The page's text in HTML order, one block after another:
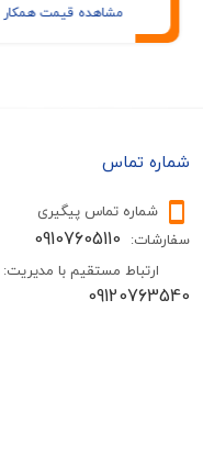
مشاهده قیمت همکار پس از ورود
تماس پیگیری
09107605110
مستقیم با مدیریت: